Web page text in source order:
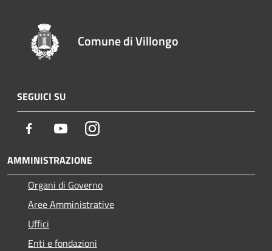
Comune di Villongo
SEGUICI SU
Facebook YoutubeInstagram
AMMINISTRAZIONE
Organi di Governo
Aree Amministrative
Uffici
Enti e fondazioni